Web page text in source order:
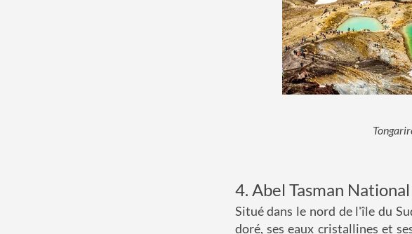
4. Abel Tasman
Situé dans le nord de l'île du
doré, ses eaux cristallines et